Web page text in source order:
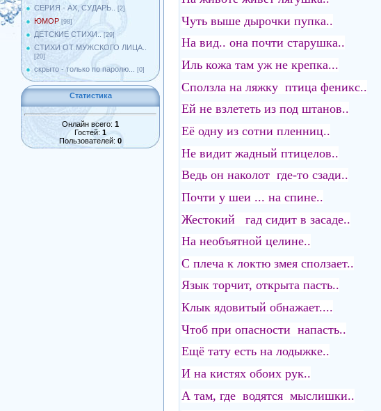
СЕРИЯ - АХ, СУДАРЬ.. [2]
ЮМОР [98]
ДЕТСКИЕ СТИХИ.. [29]
СТИХИ ОТ МУЖСКОГО ЛИЦА..
[20]
скрыто - только по паролю... [0]
Статистика
Онлайн всего: 1
Гостей: 1
Пользователей: 0
Чуть выше дырочки пупка..
На вид.. она почти старушка..
Иль кожа там уж не крепка...
Сползла на ляжку птица феникс..
Ей не взлететь из под штанов..
Её одну из сотни пленниц..
Не видит жадный птицелов..
Ведь он наколот где-то сзади..
Почти у шеи ... на спине..
Жестокий гад сидит в засаде..
На необъятной целине..
С плеча к локтю змея сползает..
Язык торчит, открыта пасть..
Клык ядовитый обнажает....
Чтоб при опасности напасть..
Ещё тату есть на лодыжке..
И на кистях обоих рук..
А там, где водятся мыслишки..